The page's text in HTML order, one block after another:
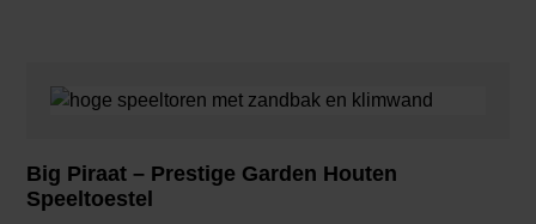
Big Piraat – Prestige Garden Houten
Speeltoestel